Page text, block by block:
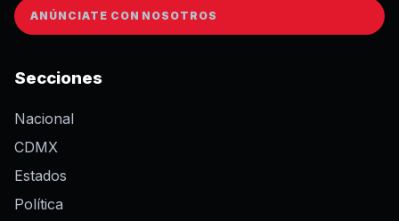
ANÚNCIATE CON NOSOTROS
Secciones
Nacional
CDMX
Estados
Política